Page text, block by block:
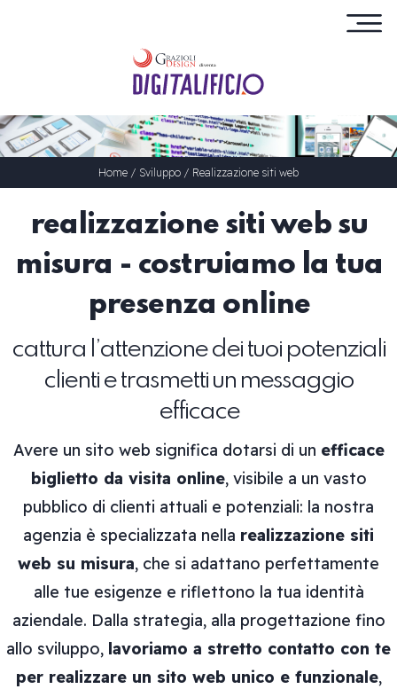
×
Home / Sviluppo / Realizzazione siti web
realizzazione siti web su
misura - costruiamo la tua
presenza online
cattura l’attenzione dei tuoi potenziali
clienti e trasmetti un messaggio
efficace
Avere un sito web significa dotarsi di un efficace
biglietto da visita online, visibile a un vasto
pubblico di clienti attuali e potenziali: la nostra
agenzia è specializzata nella realizzazione siti
web su misura, che si adattano perfettamente
alle tue esigenze e riflettono la tua identità
aziendale. Dalla strategia, alla progettazione fino
allo sviluppo, lavoriamo a stretto contatto con te
per realizzare un sito web unico e funzionale,